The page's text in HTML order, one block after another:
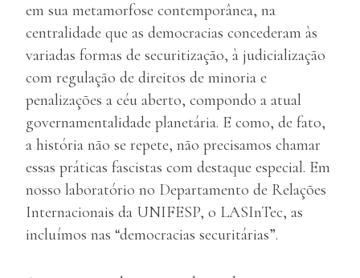
em sua metamorfose contemporânea, na
centralidade que as democracias concederam às
variadas formas de securitização, à judicialização
com regulação de direitos de minoria e
penalizações a céu aberto, compondo a atual
governamentalidade planetária. E como, de fato,
a história não se repete, não precisamos chamar
essas práticas fascistas com destaque especial. Em
nosso laboratório no Departamento de Relações
Internacionais da UNIFESP, o LASInTec, as
incluímos nas “democracias securitárias”.